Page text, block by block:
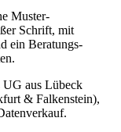
Muster-
Schrift, mit
ein Beratungs-
UG aus Lübeck
& Falkenstein),